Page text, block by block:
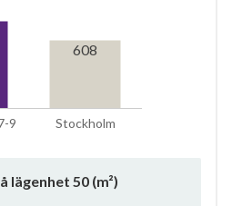
9 Stockholm
608
lägenhet 50 (m²)